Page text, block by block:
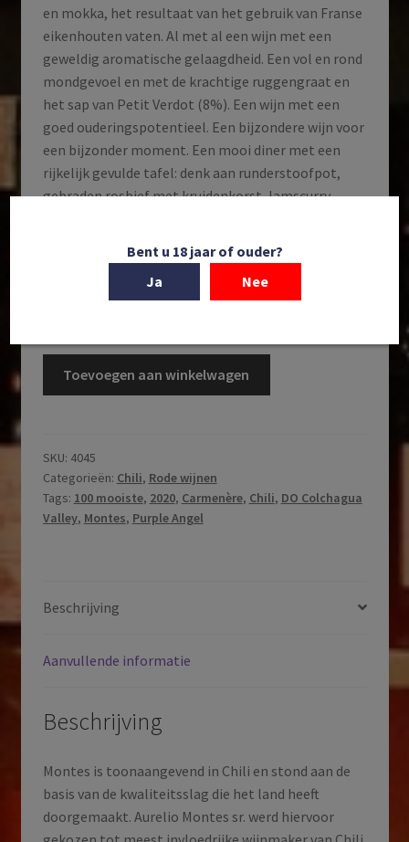
en mokka, het resultaat van het gebruik van Franse
eikenhouten vaten. Al met al een wijn met een
geweldig aromatische gelaagdheid. Een vol en rond
mondgevoel en met de krachtige ruggengraat en
het sap van Petit Verdot (8%). Een wijn met een
goed ouderingspotentieel. Een bijzondere wijn voor
een bijzonder moment. Een mooi diner met een
rijkelijk gevulde tafel: denk aan runderstoofpot,
gebraden rosbief met kruidenkorst, lamscurry,
ratatouille en geroosterde spruitjes.
aantal
Toevoegen aan winkelwagen
SKU: 4045
Categorieën: Chili, Rode wijnen
Tags: 100 mooiste, 2020, Carmenère, Chili, DO Colchagua
Valley, Montes, Purple Angel
Beschrijving
Aanvullende informatie
Beschrijving
Montes is toonaangevend in Chili en stond aan de
basis van de kwaliteitsslag die het land heeft
doorgemaakt. Aurelio Montes sr. werd hiervoor
Bent u 18 jaar of ouder?
Ja
Nee